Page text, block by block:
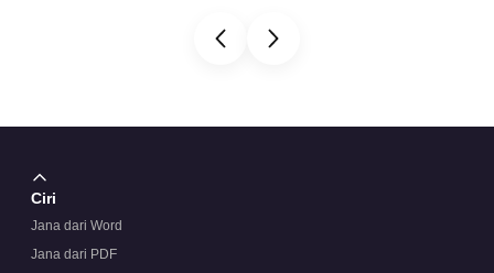
Ciri
Jana dari Word
Jana dari PDF